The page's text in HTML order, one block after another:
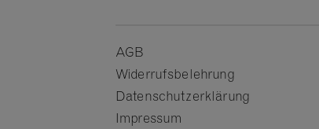
AGB
Widerrufsbelehrung
Datenschutzerklärung
Impressum